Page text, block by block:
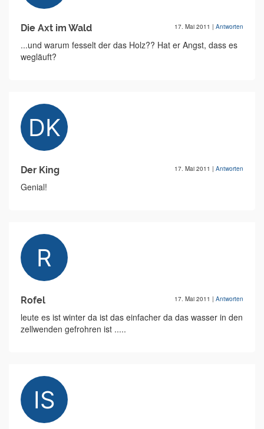
Die Axt im Wald 17. Mai 2011 | Antworten
...und warum fesselt der das Holz?? Hat er Angst, dass es
wegläuft?
Der King 17. Mai 2011 | Antworten
Genial!
Rofel 17. Mai 2011 | Antworten
leute es ist winter da ist das einfacher da das wasser in den
zellwenden gefrohren ist .....